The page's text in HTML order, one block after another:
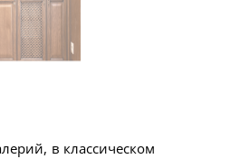
в классическом